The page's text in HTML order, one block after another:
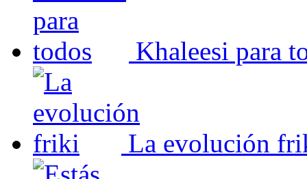
Khaleesi para
La evolución